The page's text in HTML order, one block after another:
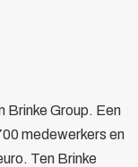
Brinke Group. Een
medewerkers en
Ten Brinke